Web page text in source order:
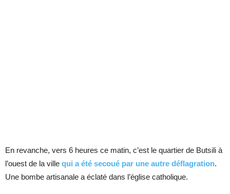
En revanche, vers 6 heures ce matin, c’est le quartier de Butsili à
l’ouest de la ville qui a été secoué par une autre déflagration.
Une bombe artisanale a éclaté dans l’église catholique.